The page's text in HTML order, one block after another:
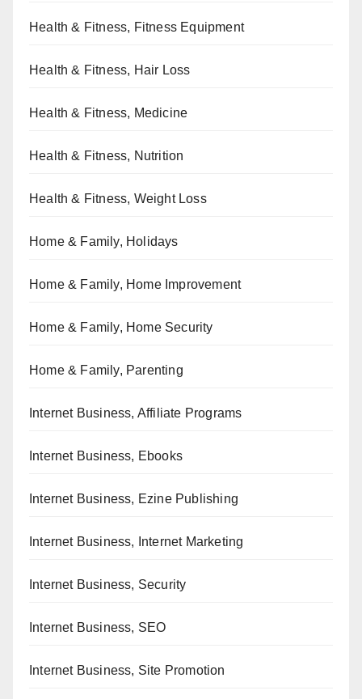
Health & Fitness, Fitness Equipment
Health & Fitness, Hair Loss
Health & Fitness, Medicine
Health & Fitness, Nutrition
Health & Fitness, Weight Loss
Home & Family, Holidays
Home & Family, Home Improvement
Home & Family, Home Security
Home & Family, Parenting
Internet Business, Affiliate Programs
Internet Business, Ebooks
Internet Business, Ezine Publishing
Internet Business, Internet Marketing
Internet Business, Security
Internet Business, SEO
Internet Business, Site Promotion